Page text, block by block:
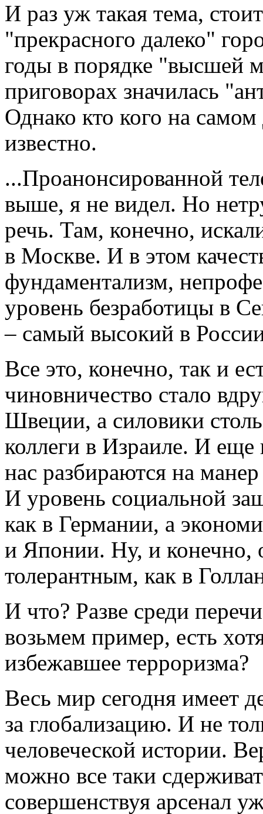
И раз уж такая тема,
"прекрасного далеко"
годы в порядке "высшей
приговорах значилась
Однако кто кого на
известно.
...Проанонсированной
выше, я не видел. Но
речь. Там, конечно,
в Москве. И в этом
фундаментализм,
уровень безработицы в
– самый высокий в
Все это, конечно, так и
чиновничество стало
Швеции, а силовики
коллеги в Израиле. И
нас разбираются на
И уровень социальной
как в Германии, а
и Японии. Ну, и конечно,
толерантным, как в
И что? Разве среди
возьмем пример, есть
избежавшее терроризма?
Весь мир сегодня имеет
за глобализацию. И не
человеческой истории.
можно все таки
совершенствуя арсенал